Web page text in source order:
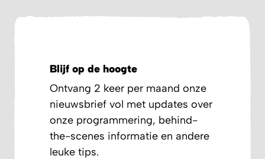
Blijf op de hoogte
Ontvang 2 keer per maand onze
nieuwsbrief vol met updates over
onze programmering, behind-
the-scenes informatie en andere
leuke tips.